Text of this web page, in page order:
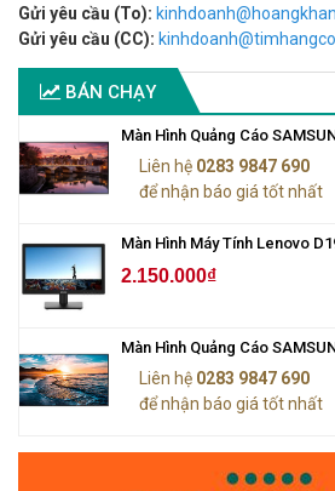
Gửi yêu cầu (To):
Gửi yêu cầu (CC):
BÁN CHẠY
Màn Hình Quảng Cáo
Liên hệ 0283 9847 690
để nhận báo giá tốt nhất
Màn Hình Máy Tính Lenovo
2.150.000₫
Màn Hình Quảng Cáo
Liên hệ 0283 9847 690
để nhận báo giá tốt nhất